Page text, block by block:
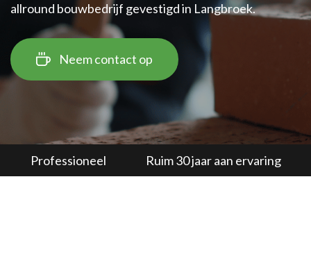
allround bouwbedrijf gevestigd in Langbroek.
Neem contact op
Professioneel Ruim 30 jaar aan ervaring